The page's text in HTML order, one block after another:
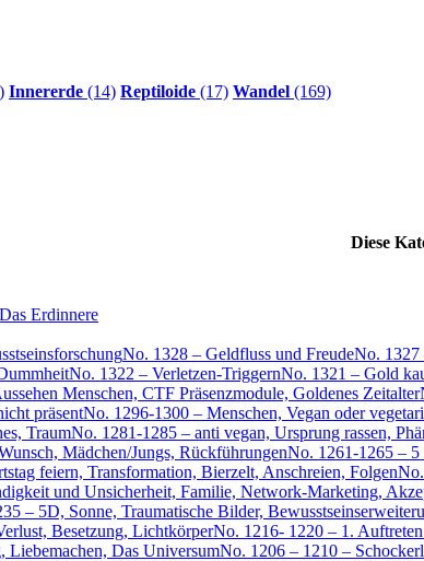
Innererde (14) Reptiloide (17) Wandel (169)
Diese
No. 1328 – Geldfluss und FreudeNo. 1327
No. 1322 – Verletzen-TriggernNo. 1321 – Gold
Menschen, CTF Präsenzmodule, Goldenes Zeitalter
präsentNo. 1296-1300 – Menschen, Vegan oder
TraumNo. 1281-1285 – anti vegan, Ursprung rassen,
Mädchen/Jungs, RückführungenNo. 1261-1265 – 5
feiern, Transformation, Bierzelt, Anschreien, Folgen
und Unsicherheit, Familie, Network-Marketing,
– 5D, Sonne, Traumatische Bilder,
Besetzung, LichtkörperNo. 1216- 1220 – 1.
Liebemachen, Das UniversumNo. 1206 – 1210 –